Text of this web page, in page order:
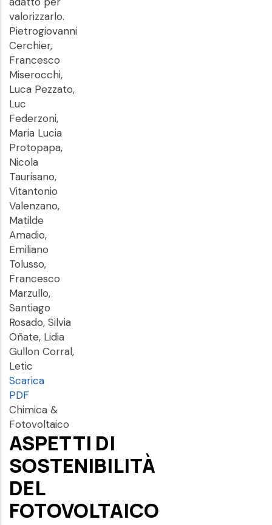
valorizzarlo.
Pietrogiovanni
Cerchier,
Francesco
Miserocchi,
Luca Pezzato,
Luc
Federzoni,
Maria Lucia
Protopapa,
Nicola
Taurisano,
Vitantonio
Valenzano,
Matilde
Amadio,
Emiliano
Tolusso,
Francesco
Marzullo,
Santiago
Rosado, Silvia
Oñate, Lidia
Gullon Corral,
Letic
Scarica
PDF
Chimica &
Fotovoltaico
ASPETTI DI
SOSTENIBILITÀ
DEL
FOTOVOLTAICO